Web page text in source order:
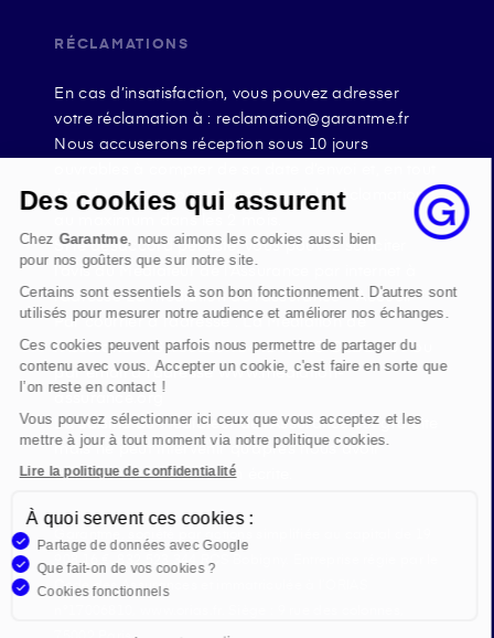
RÉCLAMATIONS
En cas d’insatisfaction, vous pouvez adresser
votre réclamation à : reclamation@garantme.fr
Nous accuserons réception sous 10 jours
état de cause, nous répondrons à la réclamation
au maximum dans les 2 mois.
Si le désaccord persiste, vous pouvez solliciter
l’avis du Médiateur de l’Assurance par internet à
l’adresse La médiation de l’assurance - Accueil
Par courrier à l’adresse : La Médiation de
l’Assurance TSA 50110 75441 PARIS CEDEX 09 ou
par email à l’adresse www.mediation-
assurance.org
La saisine du Médiateur de l’Assurance est gratuite
mais ne peut intervenir qu’après nous avoir
adressé une réclamation écrite.
Code des Assurances et immatriculée à l’ORIAS
Des cookies qui assurent
ChezGarantme , nous aimons les cookies aussi bien
pour nos goûters que sur notre site.
Certains sont essentiels à son bon fonctionnement. D'autres sont
utilisés pour mesurer notre audience et améliorer nos échanges.
Ces cookies peuvent parfois nous permettre de partager du
contenu avec vous. Accepter un cookie, c'est faire en sorte que
l’on reste en contact !
Vous pouvez sélectionner ici ceux que vous acceptez et les
mettre à jour à tout moment via notre politique cookies.
Lire la politique de confidentialité
À quoi servent ces cookies :
Partage de données avec Google
Que fait-on de vos cookies ?
Cookies fonctionnels